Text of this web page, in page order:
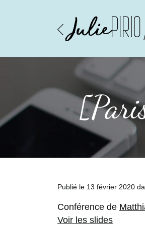
Publié le 13 février 2020
Conférence de
Voir les slides